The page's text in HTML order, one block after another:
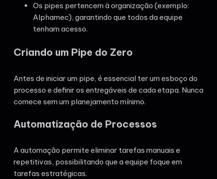
Os pipes pertencem à organização (exemplo:
Alphamec), garantindo que todos da equipe
tenham acesso.
Criando um Pipe do Zero
Antes de iniciar um pipe, é essencial ter um esboço do
processo e definir os entregáveis de cada etapa. Nunca
comece sem um planejamento mínimo.
Automatização de Processos
A automação permite eliminar tarefas manuais e
repetitivas, possibilitando que a equipe foque em
tarefas estratégicas.